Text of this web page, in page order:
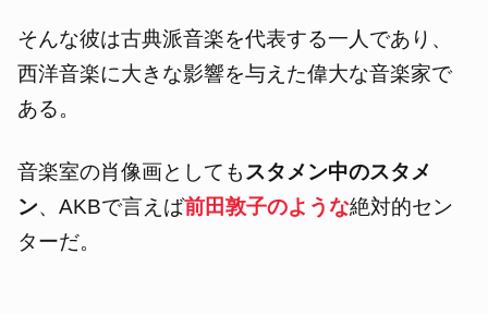
そんな彼は古典派音楽を代表する一人であり、
西洋音楽に大きな影響を与えた偉大な音楽家で
ある。
音楽室の肖像画としてもスタメン中のスタメ
ン、AKBで言えば前田敦子のような絶対的セン
ターだ。